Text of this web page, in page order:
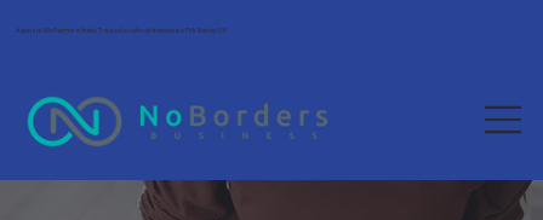
Agenzia Wix Partner in Italia. Tra le più scelte da freelance e PMI. Rating 5/5.